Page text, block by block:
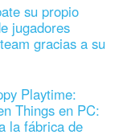
su propio
jugadores
gracias a su
Playtime:
Things en PC:
la fábrica de